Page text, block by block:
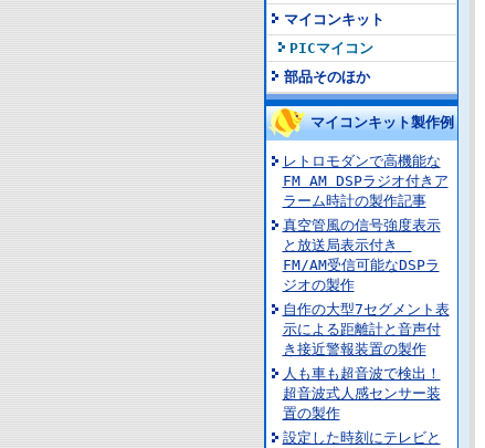
マイコンキット
PICマイコン
部品そのほか
マイコンキット製作例
レトロモダンで高機能な
FM AM DSPラジオ付きア
ラーム時計の製作記事
真空管風の信号強度表示
と放送局表示付き
FM/AM受信可能なDSPラ
ジオの製作
自作の大型7セグメント表
示による距離計と音声付
き接近警報装置の製作
人も車も超音波で検出！
超音波式人感センサー装
置の製作
設定した時刻にテレビと